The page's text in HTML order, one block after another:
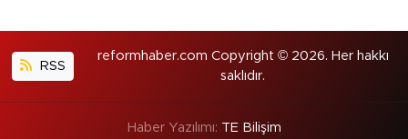
RSS
reformhaber.com Copyright © 2026. Her hakkı
saklıdır.
Haber Yazılımı: TE Bilişim